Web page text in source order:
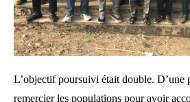
L’objectif poursuivi était double. D’une
remercier les populations pour avoir